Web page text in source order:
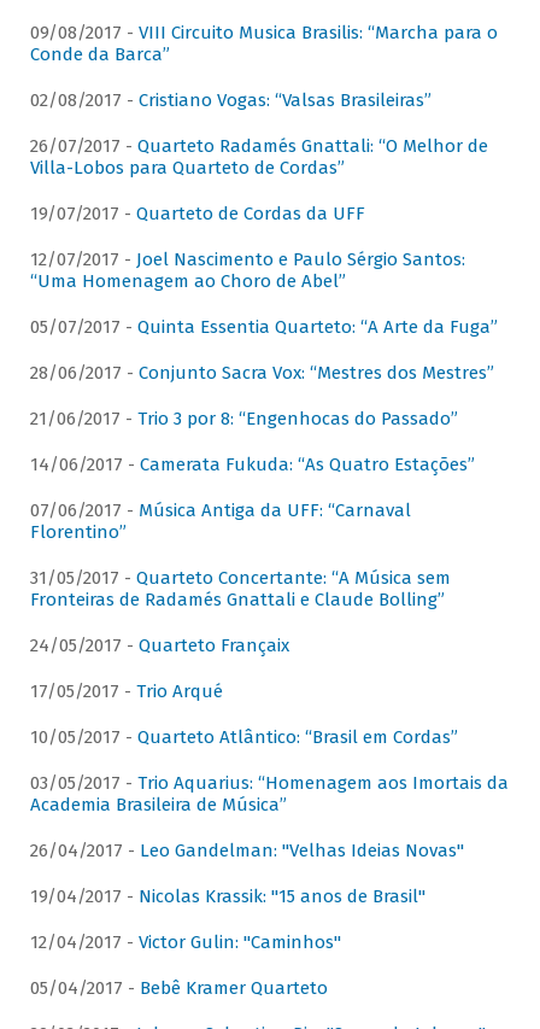
09/08/2017 - VIII Circuito Musica Brasilis: “Marcha para o
Conde da Barca”
02/08/2017 - Cristiano Vogas: “Valsas Brasileiras”
26/07/2017 - Quarteto Radamés Gnattali: “O Melhor de
Villa-Lobos para Quarteto de Cordas”
19/07/2017 - Quarteto de Cordas da UFF
12/07/2017 - Joel Nascimento e Paulo Sérgio Santos:
“Uma Homenagem ao Choro de Abel”
05/07/2017 - Quinta Essentia Quarteto: “A Arte da Fuga”
28/06/2017 - Conjunto Sacra Vox: “Mestres dos Mestres”
21/06/2017 - Trio 3 por 8: “Engenhocas do Passado”
14/06/2017 - Camerata Fukuda: “As Quatro Estações”
07/06/2017 - Música Antiga da UFF: “Carnaval
Florentino”
31/05/2017 - Quarteto Concertante: “A Música sem
Fronteiras de Radamés Gnattali e Claude Bolling”
24/05/2017 - Quarteto Françaix
17/05/2017 - Trio Arqué
10/05/2017 - Quarteto Atlântico: “Brasil em Cordas”
03/05/2017 - Trio Aquarius: “Homenagem aos Imortais da
Academia Brasileira de Música”
26/04/2017 - Leo Gandelman: "Velhas Ideias Novas"
19/04/2017 - Nicolas Krassik: "15 anos de Brasil"
12/04/2017 - Victor Gulin: "Caminhos"
05/04/2017 - Bebê Kramer Quarteto